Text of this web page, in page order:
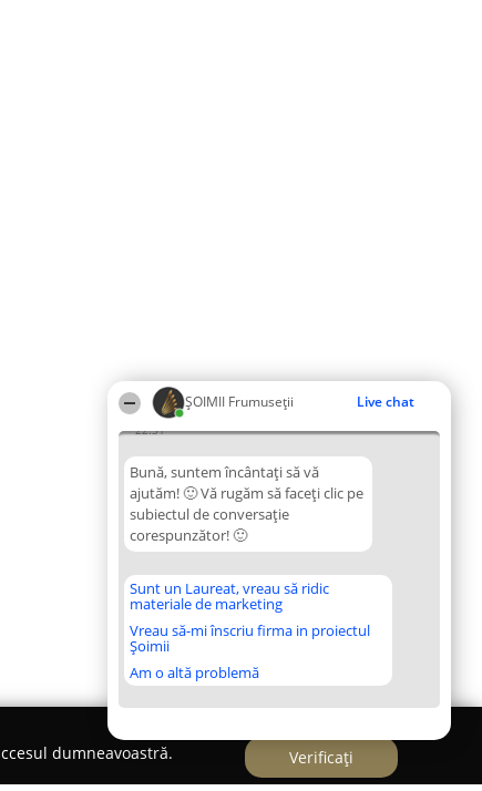
ȘOIMII Frumuseții Live chat
22:31
Bună, suntem încântați să vă
ajutăm! 🙂 Vă rugăm să faceți clic pe
subiectul de conversație
corespunzător! 🙂
Sunt un Laureat, vreau să ridic
materiale de marketing
Vreau să-mi înscriu firma in proiectul
Șoimii
Am o altă problemă
dumneavoastră.
Verificați